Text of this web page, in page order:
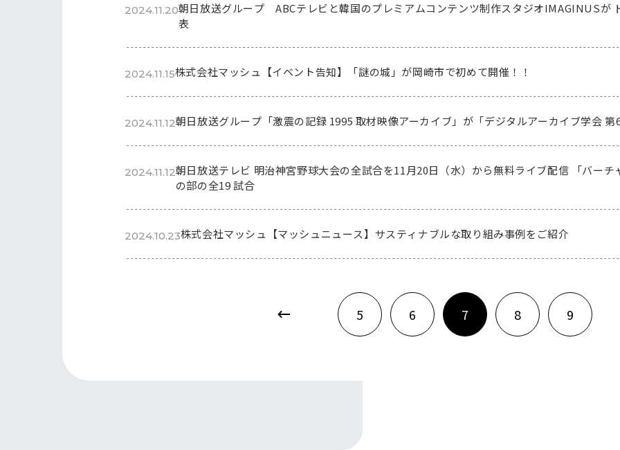
2024.11.20朝日放送グループ ABCテレビと韓国のプレミアムコンテンツ制作スタジオIMAGINUSが
表
2024.11.15株式会社マッシュ【イベント告知】「謎の城」が岡崎市で初めて開催！！
2024.11.12朝日放送グループ「激震の記録 1995 取材映像アーカイブ」が「デジタルアーカイブ学会 第
2024.11.12朝日放送テレビ 明治神宮野球大会の全試合を11月20日（水）から無料ライブ配信 「バー
の部の全19 試合
2024.10.23株式会社マッシュ【マッシュニュース】サスティナブルな取り組み事例をご紹介
5 6 7 8 9